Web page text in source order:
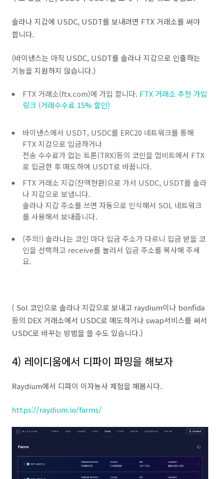
솔라나 지갑에 USDC, USDT를 보내려면 FTX 거래소를 써야
합니다.
(바이낸스는 아직 USDC, USDT를 솔라나 지갑으로 인출하는
기능을 지원하지 않습니다.)
FTX 거래소(ftx.com)에 가입 합니다. FTX 거래소 추천 가입
링크 (거래수수료 15% 할인)
바이낸스에서 USDT, USDC를 ERC20 네트워크를 통해
FTX 지갑으로 입금하거나
전송 수수료가 없는 트론(TRX)등의 코인을 업비트에서 FTX
로 입금한 후 매도하여 USDT로 바꿉니다.
FTX 거래소 지갑(잔액현환)으로 가서 USDC, USDT를 솔라
나 지갑으로 보냅니다.
솔라나 지갑 주소를 쓰면 자동으로 인식해서 SOL 네트워크
를 사용해서 보내줍니다.
(주의!) 솔라나는 코인 마다 입금 주소가 다르니 입금 받을 코
인을 선택하고 receive를 눌러서 입금 주소를 복사해 주세
요.
( Sol 코인으로 솔라나 지갑으로 보내고 raydium이나 bonfida
등의 DEX 거래소에서 USDC로 매도하거나 swap서비스를 써서
USDC로 바꾸는 방법을 쓸 수도 있습니다.)
4) 레이디움에서 디파이 파밍을 해보자
Raydium에서 디파이 이자농사 체험을 해봅시다.
https://raydium.io/farms/